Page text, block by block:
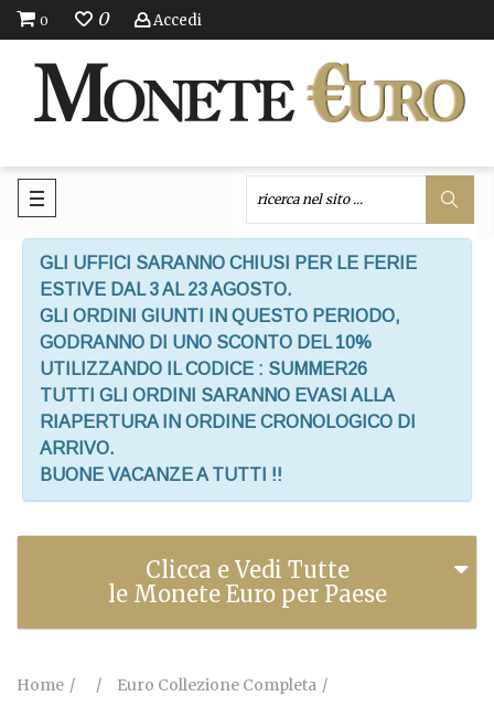
0 0 Accedi
GLI UFFICI SARANNO CHIUSI PER LE FERIE
ESTIVE DAL 3 AL 23 AGOSTO.
GLI ORDINI GIUNTI IN QUESTO PERIODO,
GODRANNO DI UNO SCONTO DEL 10%
UTILIZZANDO IL CODICE : SUMMER26
TUTTI GLI ORDINI SARANNO EVASI ALLA
RIAPERTURA IN ORDINE CRONOLOGICO DI
ARRIVO.
BUONE VACANZE A TUTTI !!
Clicca e Vedi Tutte
le Monete Euro per Paese
Home Euro Collezione Completa